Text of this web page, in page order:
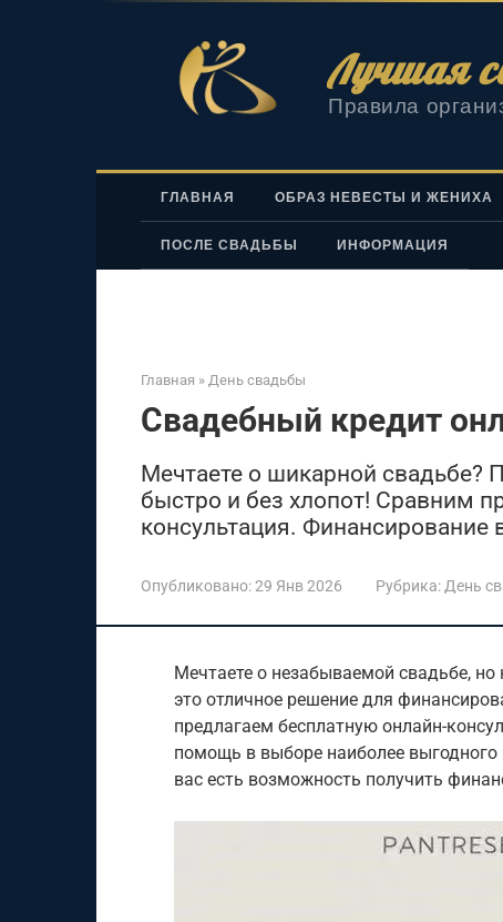
Лучшая
Правила
ГЛАВНАЯ ОБРАЗ НЕВЕСТЫ И ЖЕНИХА
ПОСЛЕ СВАДЬБЫ ИНФОРМАЦИЯ
Главная » День свадьбы
Свадебный кредит
Мечтаете о шикарной свадьбе?
быстро и без хлопот! Сравним
консультация.
Опубликовано:29 Янв 2026 Рубрика: День
Мечтаете о незабываемой свадьбе,
это отличное решение для
предлагаем бесплатную онлайн-
помощь в выборе наиболее выгодного
вас есть возможность получить